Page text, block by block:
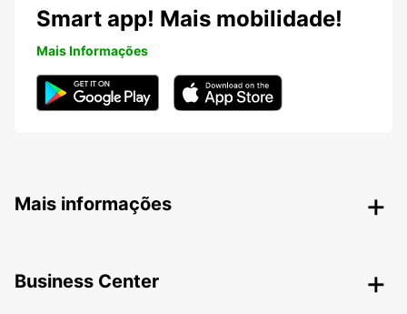
Smart app! Mais mobilidade!
Mais Informações
Mais informações
Business Center